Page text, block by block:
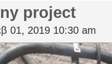
project
01, 2019 10:30 am